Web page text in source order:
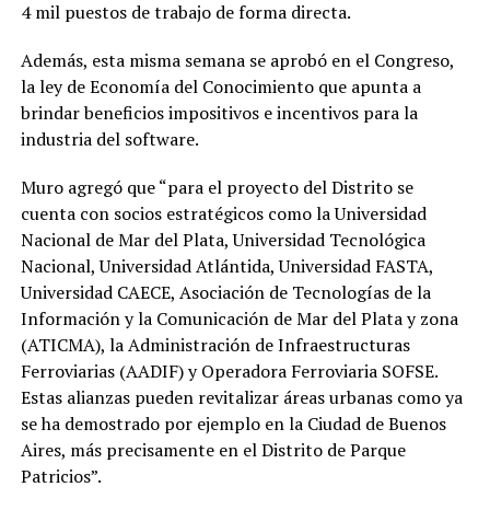
4 mil puestos de trabajo de forma directa.
Además, esta misma semana se aprobó en el Congreso,
la ley de Economía del Conocimiento que apunta a
brindar beneficios impositivos e incentivos para la
industria del software.
Muro agregó que “para el proyecto del Distrito se
cuenta con socios estratégicos como la Universidad
Nacional de Mar del Plata, Universidad Tecnológica
Nacional, Universidad Atlántida, Universidad FASTA,
Universidad CAECE, Asociación de Tecnologías de la
Información y la Comunicación de Mar del Plata y zona
(ATICMA), la Administración de Infraestructuras
Ferroviarias (AADIF) y Operadora Ferroviaria SOFSE.
Estas alianzas pueden revitalizar áreas urbanas como ya
se ha demostrado por ejemplo en la Ciudad de Buenos
Aires, más precisamente en el Distrito de Parque
Patricios”.